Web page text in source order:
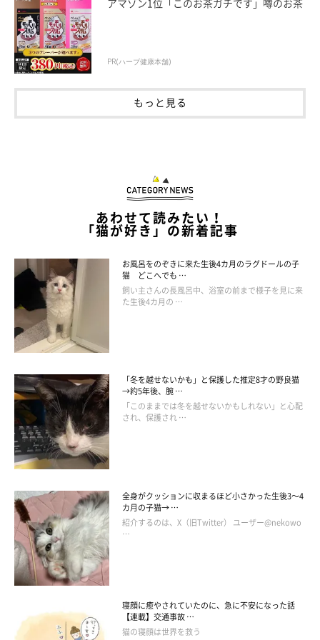
アマゾン1位「このお茶ガチです」噂のお茶
PR(ハーブ健康本舗)
もっと見る
あわせて読みたい！
「猫が好き」の新着記事
お風呂をのぞきに来た生後4カ月のラグドールの子
猫 どこへでも …
飼い主さんの長風呂中、浴室の前まで様子を見に来
た生後4カ月の …
「冬を越せないかも」と保護した推定8才の野良猫
→約5年後、腕 …
「このままでは冬を越せないかもしれない」と心配
され、保護され …
全身がクッションに収まるほど小さかった生後3～4
カ月の子猫→ …
紹介するのは、X（旧Twitter） ユーザー@nekowo
…
寝顔に癒やされていたのに、急に不安になった話
【連載】交通事故 …
猫の寝顔は世界を救う